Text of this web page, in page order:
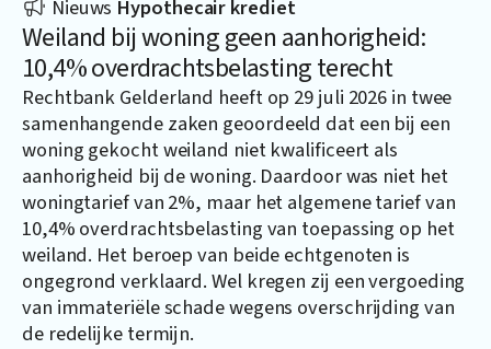
Nieuws Hypothecair krediet
Weiland bij woning geen aanhorigheid:
10,4% overdrachtsbelasting terecht
Rechtbank Gelderland heeft op 29 juli 2026 in twee
samenhangende zaken geoordeeld dat een bij een
woning gekocht weiland niet kwalificeert als
aanhorigheid bij de woning. Daardoor was niet het
woningtarief van 2%, maar het algemene tarief van
10,4% overdrachtsbelasting van toepassing op het
weiland. Het beroep van beide echtgenoten is
ongegrond verklaard. Wel kregen zij een vergoeding
van immateriële schade wegens overschrijding van
de redelijke termijn.